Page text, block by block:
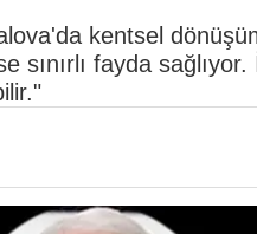
kentsel
sınırlı fayda